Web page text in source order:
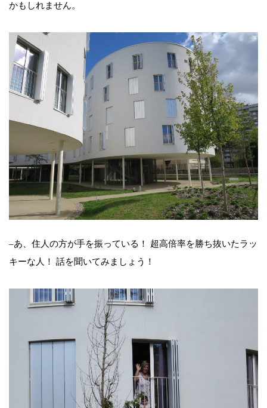
かもしれません。
–あ、住人の方が手を振っている！ 超高倍率を勝ち抜いたラッ
キーな人！ 話を聞いてみましょう！